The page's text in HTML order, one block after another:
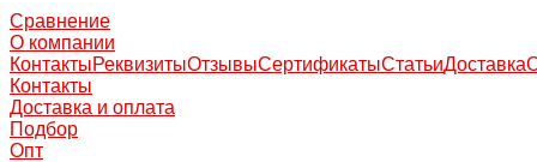
Сравнение
О компании
КонтактыРеквизитыОтзывыСертификатыСтатьиДоставка
Контакты
Доставка и оплата
Подбор
Опт